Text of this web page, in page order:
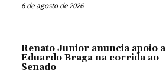
6 de agosto de 2026
Renato Junior anuncia apoio a
Eduardo Braga na corrida ao
Senado